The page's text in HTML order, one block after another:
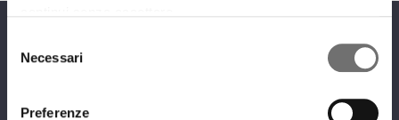
delNecessari
Preferenze